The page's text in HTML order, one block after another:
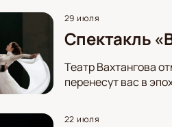
29 июля
Спектакль
Театр Вахтангова
перенесут вас в
22 июля